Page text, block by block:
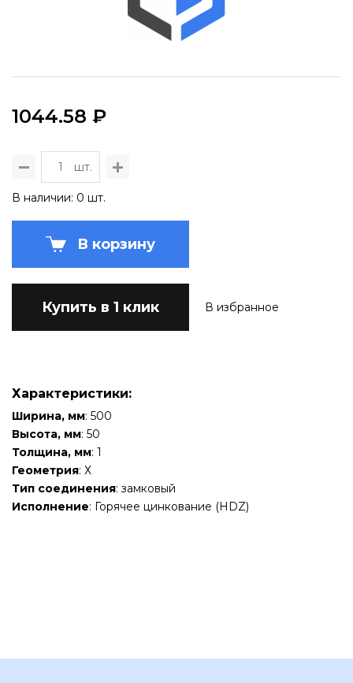
1044.58 ₽
шт.
В наличии: 0 шт.
В корзину
Купить в 1 клик В избранное
Характеристики:
Ширина, мм: 500
Высота, мм: 50
Толщина, мм: 1
Геометрия: Х
Тип соединения: замковый
Исполнение: Горячее цинкование (HDZ)